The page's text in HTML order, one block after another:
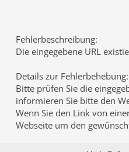
Fehlerbeschreibung:
Die eingegebene URL
Details zur Fehlerbehebung:
Bitte prüfen Sie die
informieren Sie bitte den
Wenn Sie den Link von
Webseite um den